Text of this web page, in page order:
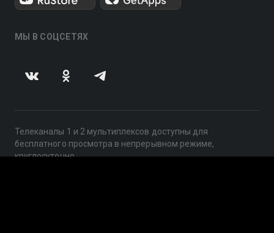
МЫ В СОЦСЕТЯХ
Телеканалы 1 и 2 мультиплексов доступны для
бесплатного просмотра в непрерывном режиме,
круглосуточно.